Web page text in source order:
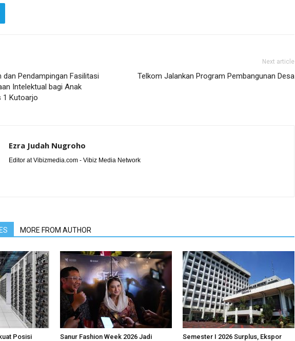
dan Pendampingan Fasilitasi
Intelektual bagi Anak
1 Kutoarjo
Next article
Telkom Jalankan Program Pembangunan Desa
Ezra Judah Nugroho
Editor at Vibizmedia.com - Vibiz Media Network
MORE FROM AUTHOR
Posisi
Sanur Fashion Week 2026 Jadi
Semester I 2026 Surplus, Ekspor